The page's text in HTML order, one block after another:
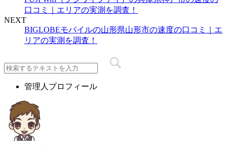
口コミ｜エリアの実測を調査！
NEXT
BIGLOBEモバイルの山形県山形市の速度の口コミ｜エ
リアの実測を調査！
管理人プロフィール